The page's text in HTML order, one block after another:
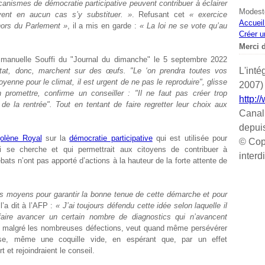
de démocratie participative peuvent contribuer à éclairer
en aucun cas s’y substituer. ». Refusant cet« exercice
du Parlement », il a mis en garde :« La loi ne se vote qu’au
Souffi du "Journal du dimanche" le 5 septembre 2022
donc, marchent sur des œufs. "Le ‘on prendra toutes vos
pour le climat, il est urgent de ne pas le reproduire", glisse
confirme un conseiller : "Il ne faut pas créer trop
de la rentrée". Tout en tentant de faire regretter leur choix aux
Royal sur ladémocratie participativequi est utilisée pour
se cherche et qui permettrait aux citoyens de contribuer à
n’ont pas apporté d’actions à la hauteur de la forte attente de
moyens pour garantir la bonne tenue de cette démarche et pour
dit à l’AFP :« J’ai toujours défendu cette idée selon laquelle il
avancer un certain nombre de diagnostics qui n’avancent
les nombreuses défections, veut quand même persévérer
même une coquille vide, en espérant que, par un effet
et rejoindraient le conseil.
Créer
Merci
©